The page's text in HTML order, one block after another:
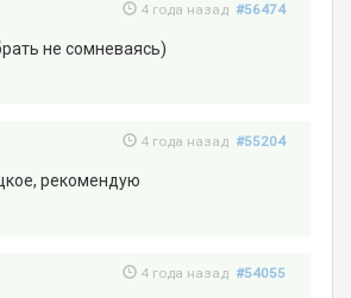
4 года назад #56474
не сомневаясь)
4 года назад #55204
рекомендую
4 года назад #54055